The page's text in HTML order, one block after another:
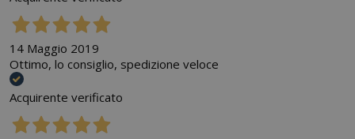
14 Maggio 2019
Ottimo, lo consiglio, spedizione veloce
Acquirente verificato